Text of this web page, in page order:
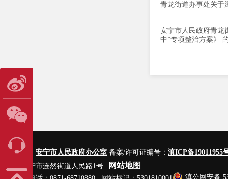
青龙街道办事处关于
安宁市人民政府青龙
中”专项整治方案》
主办单位： 安宁市人民政府办公室 备案/许可证编号： 滇ICP备19011955
地址：安宁市连然街道人民路1号
网站地图
滇公网安备